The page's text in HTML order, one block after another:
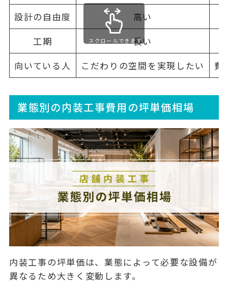
設計の自由度
高い
工期
長い
向いている人
こだわりの空間を実現したい 費
スクロールできます
業態別の内装工事費用の坪単価相場
内装工事の坪単価は、業態によって必要な設備が
異なるため大きく変動します。